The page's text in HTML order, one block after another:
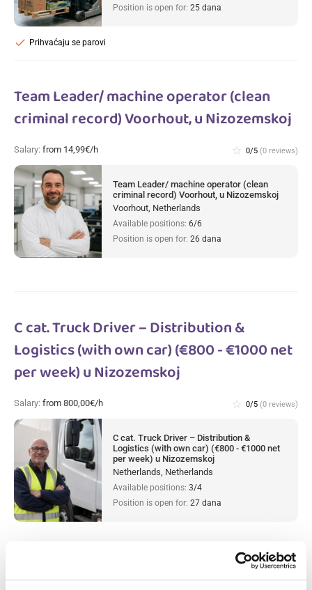
Position is open for: 25 dana
Prihvaćaju se parovi
check
Team Leader/ machine operator (clean
criminal record) Voorhout, u Nizozemskoj
Salary: from 14,99€/h star_border 0/5 (0 reviews)
Team Leader/ machine operator (clean
criminal record) Voorhout, u Nizozemskoj
Voorhout, Netherlands
Available positions: 6/6
Position is open for: 26 dana
C cat. Truck Driver – Distribution &
Logistics (with own car) (€800 - €1000 net
per week) u Nizozemskoj
Salary: from 800,00€/h star_border 0/5 (0 reviews)
C cat. Truck Driver – Distribution &
Logistics (with own car) (€800 - €1000 net
per week) u Nizozemskoj
Netherlands, Netherlands
Available positions: 3/4
Position is open for: 27 dana